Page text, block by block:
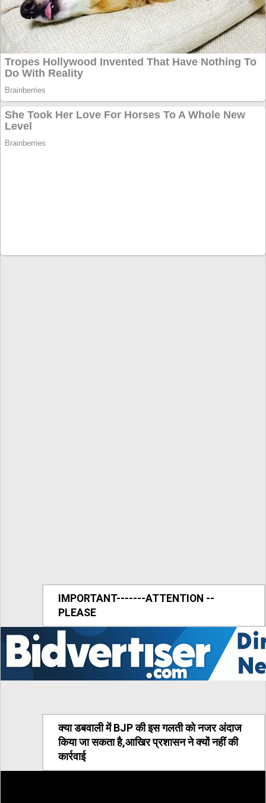
IMPORTANT-------ATTENTION --
PLEASE
क्या डबवाली में BJP की इस गलती को नजर अंदाज
किया जा सकता है,आखिर प्रशासन ने क्यों नहीं की
कार्रवाई